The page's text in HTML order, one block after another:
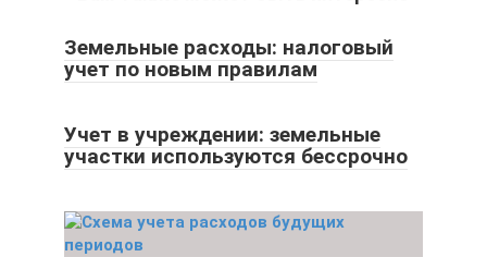
Земельные расходы: налоговый
учет по новым правилам
Учет в учреждении: земельные
участки используются бессрочно